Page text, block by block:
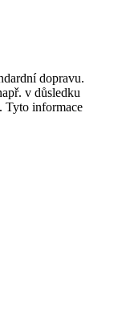
dopravu.
v důsledku
Tyto informace